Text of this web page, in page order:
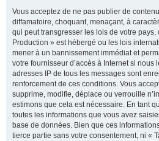
Vous acceptez de ne pas publier de
diffamatoire, choquant, menaçant, à
qui peut transgresser les lois de votre pays,
Production » est hébergé ou les lois
mener à un bannissement immédiat et
votre fournisseur d’accès à Internet si nous
adresses IP de tous les messages sont
renforcement de ces conditions. Vous
supprime, modifie, déplace ou verrouille
estimons que cela est nécessaire. En tant
toutes les informations que vous avez
base de données. Bien que ces
tierce partie sans votre consentement, ni «